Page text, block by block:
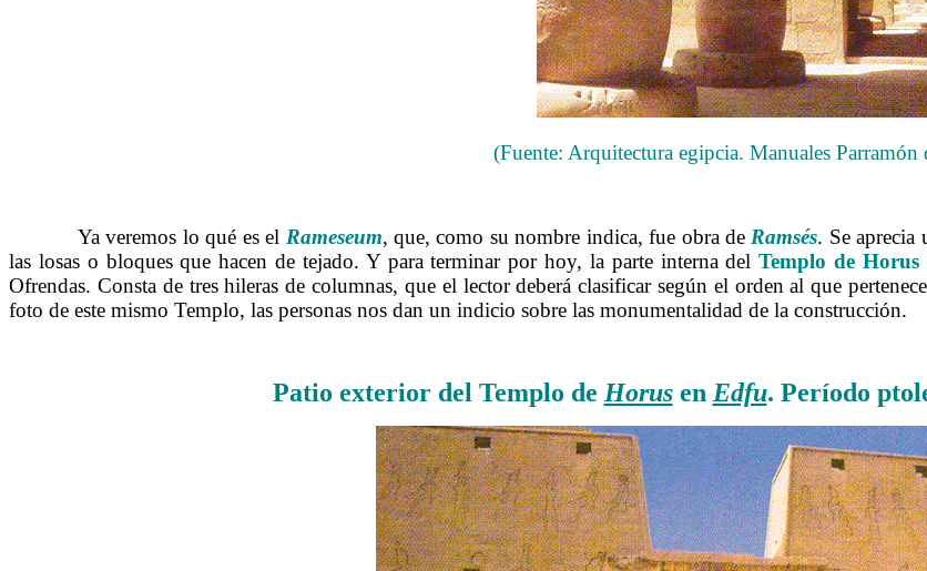
(Fuente: Arquitectura egipcia. Manuales Parramón
Ya veremos lo qué es el Rameseum, que, como su nombre indica, fue obra de Ramsés. Se aprecia
las losas o bloques que hacen de tejado. Y para terminar por hoy, la parte interna delTemplo de Horus
Ofrendas. Consta de tres hileras de columnas, que el lector deberá clasificar según el orden al que
foto de este mismo Templo, las personas nos dan un indicio sobre las monumentalidad de la construcción.
Patio exterior del Templo de Horusen Edfu. Período